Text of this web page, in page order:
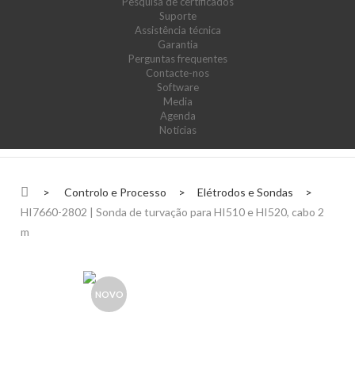
Suporte
Assistência técnica
Garantia
Perguntas frequentes
Contacte-nos
Software
Media
Agenda
Notícias
> Controlo e Processo > Elétrodos e Sondas
>
HI7660-2802 | Sonda de turvação para HI510 e HI520, cabo 2
m
NOVO